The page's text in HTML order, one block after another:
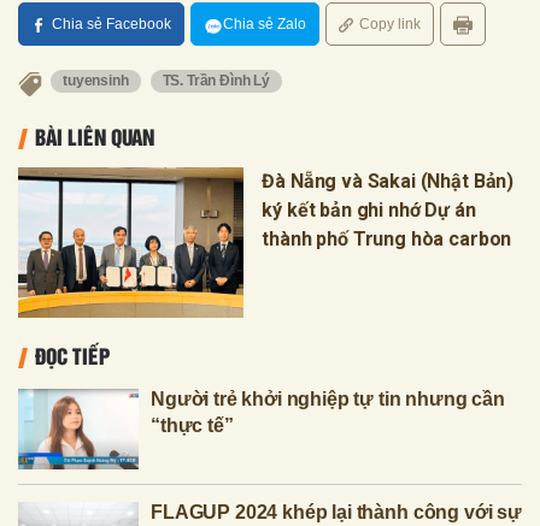
Chia sẻ Facebook Chia sẻ Zalo Copy link
tuyensinh TS. Trần Đình Lý
BÀI LIÊN QUAN
Đà Nẵng và Sakai (Nhật Bản)
ký kết bản ghi nhớ Dự án
thành phố Trung hòa carbon
ĐỌC TIẾP
Người trẻ khởi nghiệp tự tin nhưng cần
“thực tế”
FLAGUP 2024 khép lại thành công với sự